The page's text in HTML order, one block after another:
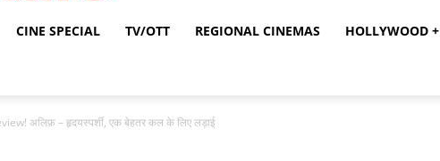
CINE SPECIAL TV/OTT REGIONAL CINEMAS HOLLYWOOD +
अलिफ़ – हृदयस्‍पर्शी, एक बेहतर कल के लिए लड़ाई